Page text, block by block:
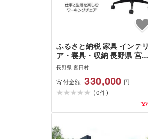
ふるさと納税 家具 インテリ
ア・寝具・収納 長野県 宮田
村 Mld4_コクヨチェアー イ
ド)/背合板・肘つき・カー
ペット用(Wキャスター…
長野県 宮田村
寄付金額 330,000 円
(0件)